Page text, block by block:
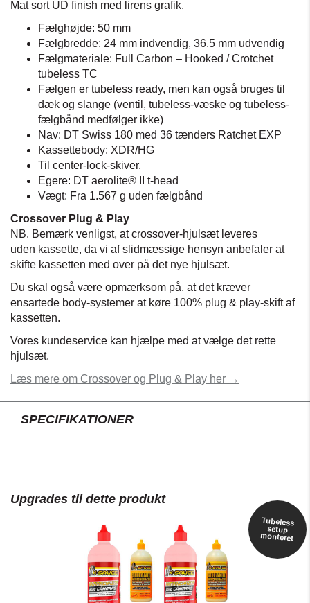
Mat sort UD finish med lirens grafik.
Fælghøjde: 50 mm
Fælgbredde: 24 mm indvendig, 36.5 mm udvendig
Fælgmateriale: Full Carbon – Hooked / Crotchet
tubeless TC
Fælgen er tubeless ready, men kan også bruges til
dæk og slange (ventil, tubeless-væske og tubeless-
fælgbånd medfølger ikke)
Nav: DT Swiss 180 med 36 tænders Ratchet EXP
Kassettebody: XDR/HG
Til center-lock-skiver.
Egere: DT aerolite® II t-head
Vægt: Fra 1.567 g uden fælgbånd
Crossover Plug & Play
NB. Bemærk venligst, at crossover-hjulsæt leveres
uden kassette, da vi af slidmæssige hensyn anbefaler at
skifte kassetten med over på det nye hjulsæt.
Du skal også være opmærksom på, at det kræver
ensartede body-systemer at køre 100% plug & play-skift af
kassetten.
Vores kundeservice kan hjælpe med at vælge det rette
hjulsæt.
Læs mere om Crossover og Plug & Play her →
SPECIFIKATIONER
Upgrades til dette produkt
Tubeless
setup
monteret